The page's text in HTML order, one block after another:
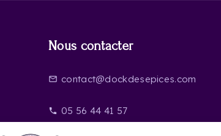
Nous contacter
mail_outline contact@dockdesepices.com
phone 05 56 44 41 57